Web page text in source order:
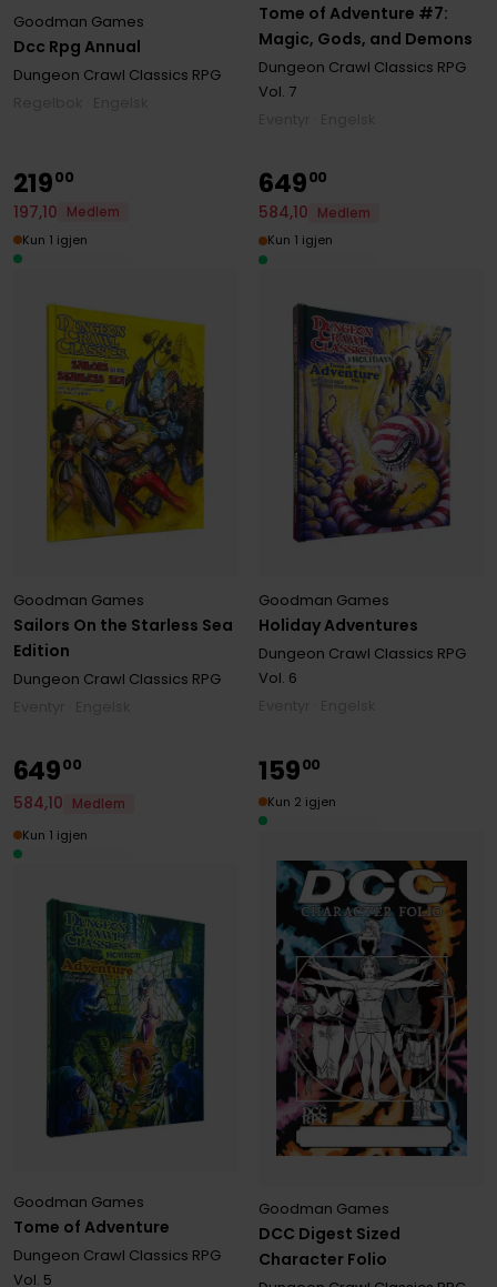
Dcc Rpg Annual
Goodman Games
Dungeon Crawl Classics RPG
Tome of Adventure #7:
Magic, Gods, and Demons
Dungeon Crawl Classics RPG
Vol. 7
Sailors On the Starless Sea
Edition
Goodman Games
Dungeon Crawl Classics RPG
21900
197,10
Medlem
Kun 1 igjen
Holiday Adventures
Goodman Games
Dungeon Crawl Classics RPG
Vol. 6
64900
584,10
Medlem
Kun 1 igjen
Tome of Adventure
Goodman Games
Dungeon Crawl Classics RPG
Vol. 5
64900
584,10
Medlem
Kun 1 igjen
DCC Digest Sized
Character Folio
Goodman Games
15900
Kun 2 igjen